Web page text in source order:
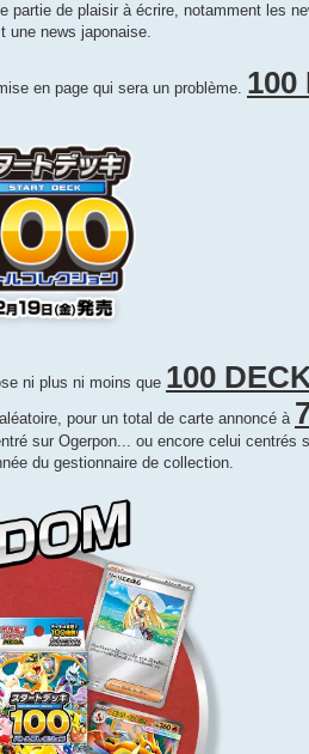
de plaisir à écrire, notamment les
une news japonaise.
en page qui sera un problème. 100
ni plus ni moins que 100
pour un total de carte annoncé à
sur Ogerpon... ou encore celui
du gestionnaire de collection.